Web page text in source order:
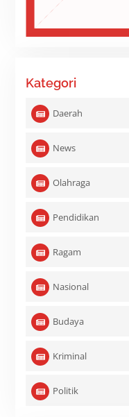
Kategori
Daerah
News
Olahraga
Pendidikan
Ragam
Nasional
Budaya
Kriminal
Politik